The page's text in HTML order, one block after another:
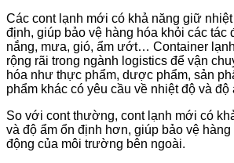
Các cont lạnh mới có khả năng giữ
định, giúp bảo vệ hàng hóa khỏi các tác
nắng, mưa, gió, ẩm ướt… Container
rộng rãi trong ngành logistics để vận
hóa như thực phẩm, dược phẩm, sản
phẩm khác có yêu cầu về nhiệt độ và độ
So với cont thường, cont lạnh mới có
và độ ẩm ổn định hơn, giúp bảo vệ
động của môi trường bên ngoài.